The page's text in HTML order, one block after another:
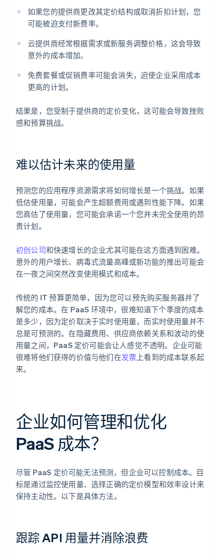
如果您的提供商更改其定价结构或取消折扣计划，您
可能被迫支付新费率。
云提供商经常根据需求或新服务调整价格，这会导致
意外的成本增加。
免费套餐或促销费率可能会消失，迫使企业采用成本
更高的计划。
结果是，您受制于提供商的定价变化，这可能会导致挫败
感和预算挑战。
难以估计未来的使用量
预测您的应用程序资源需求将如何增长是一个挑战。如果
低估使用量，可能会产生超额费用或遇到性能下降。如果
您高估了使用量，您可能会承诺一个您并未完全使用的昂
贵计划。
初创公司和快速增长的企业尤其可能在这方面遇到困难。
意外的用户增长、病毒式流量高峰或新功能的推出可能会
在一夜之间突然改变使用模式和成本。
传统的 IT 预算更简单，因为您可以预先购买服务器并了
解您的成本。在 PaaS 环境中，很难知道下个季度的成本
是多少，因为定价取决于实时使用量，而实时使用量并不
总是可预测的。在隐藏费用、供应商依赖关系和波动的使
用量之间，PaaS 定价可能会让人感觉不透明。企业可能
很难将他们获得的价值与他们在发票 上看到的成本联系起
来。
企业如何管理和优化
PaaS 成本？
尽管 PaaS 定价可能无法预测，但企业可以控制成本。目
标是通过监控使用量、选择正确的定价模型和效率设计来
保持主动性。以下是具体方法。
跟踪 API 用量并消除浪费